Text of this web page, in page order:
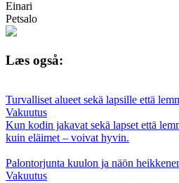
Einari
Petsalo
Læs også:
Turvalliset alueet sekä lapsille että
Vakuutus
Kun kodin jakavat sekä lapset että
kuin eläimet – voivat hyvin.
Palontorjunta kuulon ja näön
Vakuutus